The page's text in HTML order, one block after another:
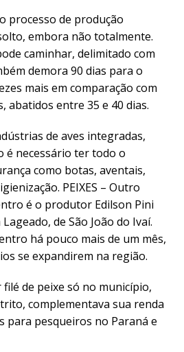
processo de produção
embora não totalmente.
caminhar, delimitado com
demora 90 dias para o
mais em comparação com
abatidos entre 35 e 40 dias.
de aves integradas,
é necessário ter todo o
como botas, aventais,
PEIXES – Outro
é o produtor Edilson Pini
de São João do Ivaí.
há pouco mais de um mês,
se expandirem na região.
de peixe só no município,
complementava sua renda
para pesqueiros no Paraná e